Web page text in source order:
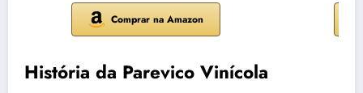
Comprar na Amazon
História da Parevico Vinícola